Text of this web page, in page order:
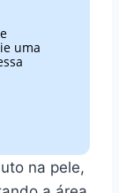
uma
na pele,